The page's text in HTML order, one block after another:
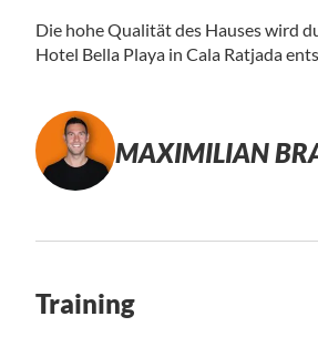
Die hohe Qualität des Hauses wird
Hotel Bella Playa in Cala Ratjada
MAXIMILIAN
Training